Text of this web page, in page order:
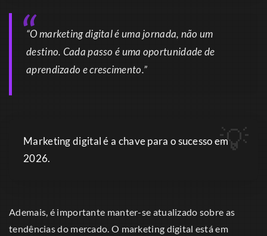
“O marketing digital é uma jornada, não um
destino. Cada passo é uma oportunidade de
aprendizado e crescimento.”
Marketing digital é a chave para o sucesso em
2026.
Ademais, é importante manter-se atualizado sobre as
tendências do mercado. O marketing digital está em